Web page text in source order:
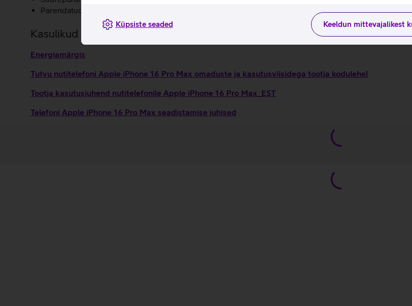
Keeldun mittevajalikest
Küpsiste seaded
Parendatud akukestvus.
Kasulikud lingid
Energiamärgis
Tutvu nutitelefoni Apple iPhone 16 Pro Max omaduste ja kasutusviisidega tootja kodulehel
Tootja kasutusjuhend nutitelefonile Apple iPhone 16 Pro Max_EST
Telefoni Apple iPhone 16 Pro Max seadistamise juhised